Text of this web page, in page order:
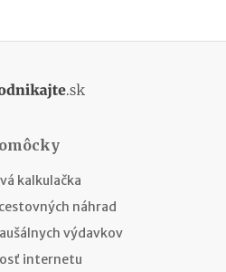
kalkulačka
náhrad
výdavkov
internetu